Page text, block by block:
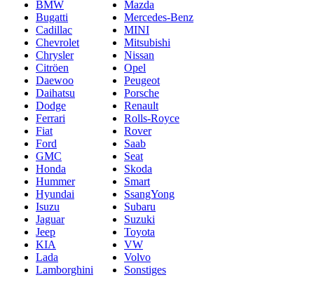
BMW
Bugatti
Cadillac
Chevrolet
Chrysler
Citröen
Daewoo
Daihatsu
Dodge
Ferrari
Fiat
Ford
GMC
Honda
Hummer
Hyundai
Isuzu
Jaguar
Jeep
KIA
Lada
Lamborghini
Mazda
Mercedes-Benz
MINI
Mitsubishi
Nissan
Opel
Peugeot
Porsche
Renault
Rolls-Royce
Rover
Saab
Seat
Skoda
Smart
SsangYong
Subaru
Suzuki
Toyota
VW
Volvo
Sonstiges